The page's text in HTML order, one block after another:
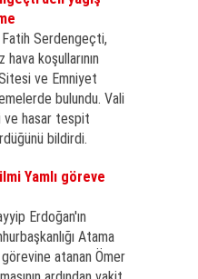
Serdengeçti,
koşullarının
ve Emniyet
bulundu. Vali
ve hasar tespit
bildirdi.
Yamlı göreve
Erdoğan'ın
Atama
atanan Ömer